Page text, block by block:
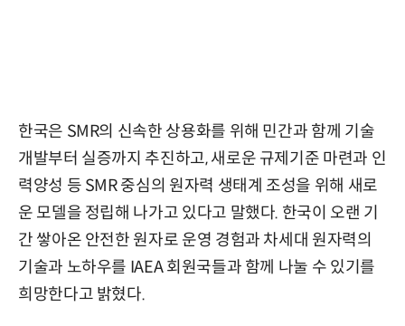
한국은 SMR의 신속한 상용화를 위해 민간과 함께 기술
개발부터 실증까지 추진하고, 새로운 규제기준 마련과 인
력양성 등 SMR 중심의 원자력 생태계 조성을 위해 새로
운 모델을 정립해 나가고 있다고 말했다. 한국이 오랜 기
간 쌓아온 안전한 원자로 운영 경험과 차세대 원자력의
기술과 노하우를 IAEA 회원국들과 함께 나눌 수 있기를
희망한다고 밝혔다.